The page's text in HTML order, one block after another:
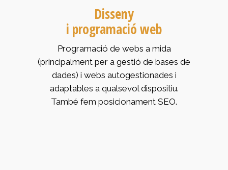
Disseny
i programació web
Programació de webs a mida
(principalment per a gestió de bases de
dades) i webs autogestionades i
adaptables a qualsevol dispositiu.
També fem posicionament SEO.